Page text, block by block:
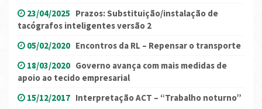
23/04/2025 Prazos: Substituição/instalação de
tacógrafos inteligentes versão 2
05/02/2020 Encontros da RL – Repensar o transporte
18/03/2020 Governo avança com mais medidas de
apoio ao tecido empresarial
15/12/2017 Interpretação ACT – “Trabalho noturno”